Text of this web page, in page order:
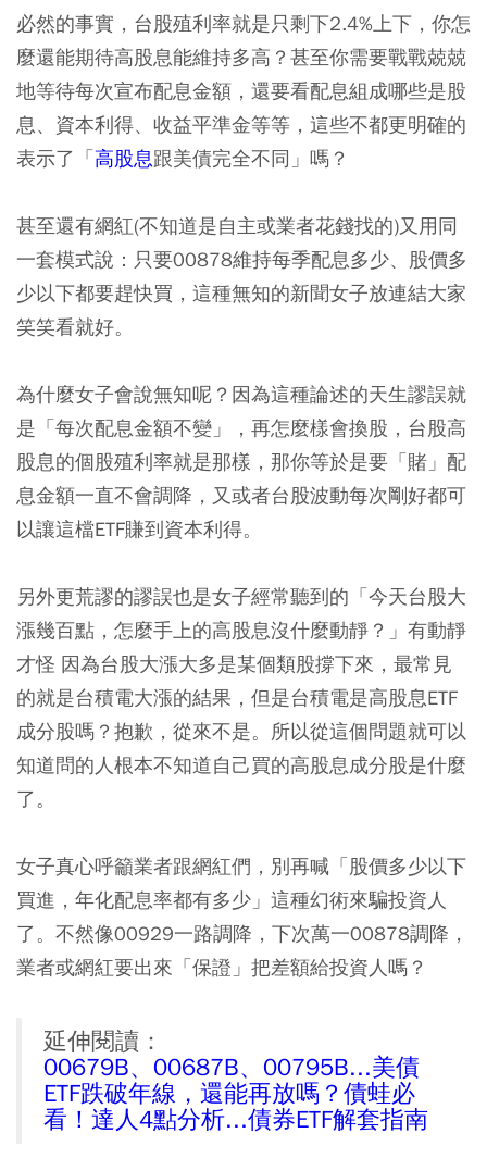
必然的事實，台股殖利率就是只剩下2.4%上下，你怎
麼還能期待高股息能維持多高？甚至你需要戰戰兢兢
地等待每次宣布配息金額，還要看配息組成哪些是股
息、資本利得、收益平準金等等，這些不都更明確的
表示了「高股息跟美債完全不同」嗎？
甚至還有網紅(不知道是自主或業者花錢找的)又用同
一套模式說：只要00878維持每季配息多少、股價多
少以下都要趕快買，這種無知的新聞女子放連結大家
笑笑看就好。
為什麼女子會說無知呢？因為這種論述的天生謬誤就
是「每次配息金額不變」，再怎麼樣會換股，台股高
股息的個股殖利率就是那樣，那你等於是要「賭」配
息金額一直不會調降，又或者台股波動每次剛好都可
以讓這檔ETF賺到資本利得。
另外更荒謬的謬誤也是女子經常聽到的「今天台股大
漲幾百點，怎麼手上的高股息沒什麼動靜？」有動靜
才怪 因為台股大漲大多是某個類股撐下來，最常見
的就是台積電大漲的結果，但是台積電是高股息ETF
成分股嗎？抱歉，從來不是。所以從這個問題就可以
知道問的人根本不知道自己買的高股息成分股是什麼
了。
女子真心呼籲業者跟網紅們，別再喊「股價多少以下
買進，年化配息率都有多少」這種幻術來騙投資人
了。不然像00929一路調降，下次萬一00878調降，
業者或網紅要出來「保證」把差額給投資人嗎？
延伸閱讀：
00679B、00687B、00795B...美債
ETF跌破年線，還能再放嗎？債蛙必
看！達人4點分析...債券ETF解套指南